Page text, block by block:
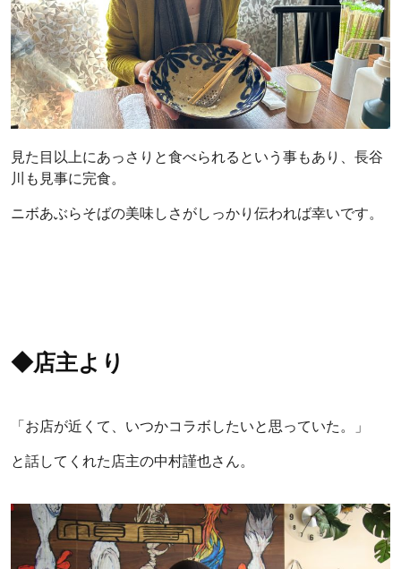
見た目以上にあっさりと食べられるという事もあり、長谷
川も見事に完食。
ニボあぶらそばの美味しさがしっかり伝われば幸いです。
◆店主より
「お店が近くて、いつかコラボしたいと思っていた。」
と話してくれた店主の中村謹也さん。